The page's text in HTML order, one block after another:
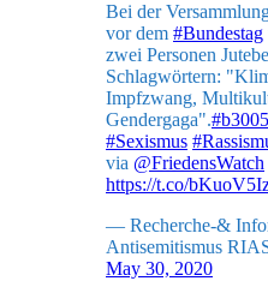
Bei der
vor dem #Bundestag
zwei Personen
Schlagwörtern:
Impfzwang,
Gendergaga".#b3005
#Sexismus
via @FriedensWatch
https://t.co/
— Recherche-&
Antisemitismus
May 30, 2020